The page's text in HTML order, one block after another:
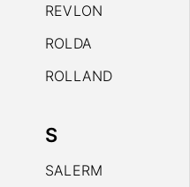
REVLON
ROLDA
ROLLAND
S
SALERM